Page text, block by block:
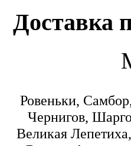
Доставка
Ровеньки,
Чернигов,
Великая